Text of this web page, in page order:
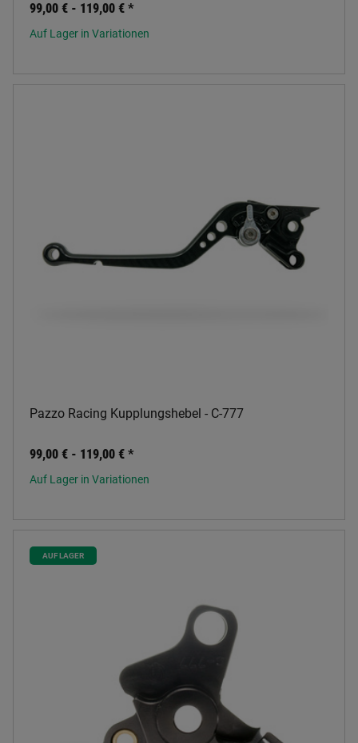
99,00 € - 119,00 € *
Auf Lager in Variationen
Pazzo Racing Kupplungshebel - C-777
99,00 € - 119,00 € *
Auf Lager in Variationen
AUF LAGER